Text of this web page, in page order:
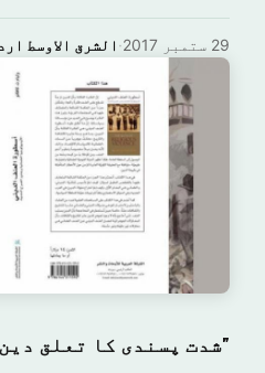
الشرق الاوسط · 29 ستمبر 2017
"شدت پسندی کا تعلق